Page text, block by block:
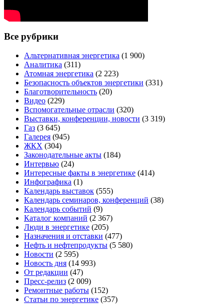
Все рубрики
Альтернативная энергетика (1 900)
Аналитика (311)
Атомная энергетика (2 223)
Безопасность объектов энергетики (331)
Благотворительность (20)
Видео (229)
Вспомогательные отрасли (320)
Выставки, конференции, новости (3 319)
Газ (3 645)
Галерея (945)
ЖКХ (304)
Законодательные акты (184)
Интервью (24)
Интересные факты в энергетике (414)
Инфографика (1)
Календарь выставок (555)
Календарь семинаров, конференций (38)
Календарь событий (9)
Каталог компаний (2 367)
Люди в энергетике (205)
Назначения и отставки (477)
Нефть и нефтепродукты (5 580)
Новости (2 595)
Новость дня (14 993)
От редакции (47)
Пресс-релиз (2 009)
Ремонтные работы (152)
Статьи по энергетике (357)